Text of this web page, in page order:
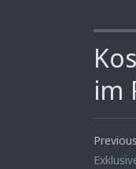
im